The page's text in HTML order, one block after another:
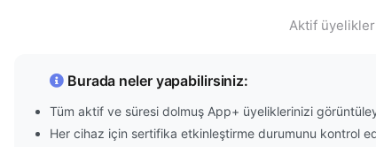
Aktif üyelikleri
Burada neler yapabilirsiniz:
Tüm aktif ve süresi dolmuş App+ üyeliklerinizi
Her cihaz için sertifika etkinleştirme durumunu kontrol